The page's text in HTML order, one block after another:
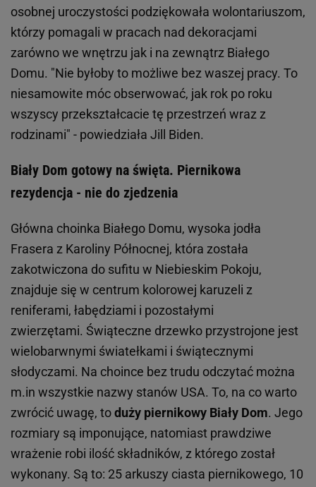
osobnej uroczystości podziękowała wolontariuszom,
którzy pomagali w pracach nad dekoracjami
zarówno we wnętrzu jak i na zewnątrz Białego
Domu. "Nie byłoby to możliwe bez waszej pracy. To
niesamowite móc obserwować, jak rok po roku
wszyscy przekształcacie tę przestrzeń wraz z
rodzinami" - powiedziała Jill Biden.
Biały Dom gotowy na święta. Piernikowa
rezydencja - nie do zjedzenia
Główna choinka Białego Domu, wysoka jodła
Frasera z Karoliny Północnej, która została
zakotwiczona do sufitu w Niebieskim Pokoju,
znajduje się w centrum kolorowej karuzeli z
reniferami, łabędziami i pozostałymi
zwierzętami. Świąteczne drzewko przystrojone jest
wielobarwnymi światełkami i świątecznymi
słodyczami. Na choince bez trudu odczytać można
m.in wszystkie nazwy stanów USA. To, na co warto
zwrócić uwagę, toduży piernikowy Biały Dom. Jego
rozmiary są imponujące, natomiast prawdziwe
wrażenie robi ilość składników, z którego został
wykonany. Są to: 25 arkuszy ciasta piernikowego, 10